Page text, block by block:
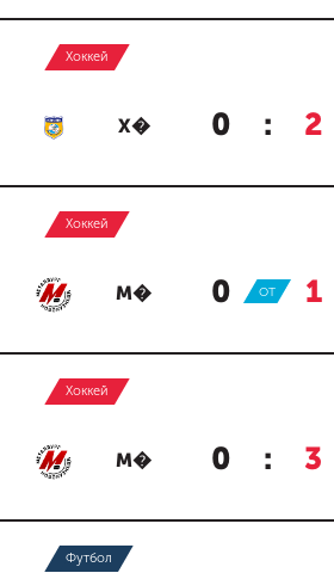
Хоккей
Х� 0 : 2
Хоккей
М� 0 : 1
ОТ
Хоккей
М� 0 : 3
Футбол